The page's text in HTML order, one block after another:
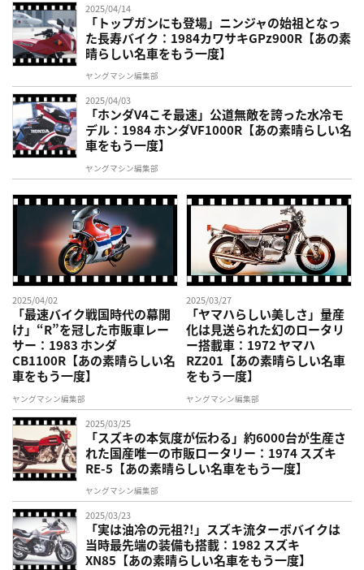
2025/04/14
「トップガンにも登場」ニンジャの始祖となっ
た長寿バイク：1984カワサキGPz900R【あの素
晴らしい名車をもう一度】
ヤングマシン編集部
2025/04/03
「ホンダV4こそ最速」公道無敵を誇った水冷モ
デル：1984 ホンダVF1000R【あの素晴らしい名
車をもう一度】
ヤングマシン編集部
2025/04/02
「最速バイク戦国時代の幕開
け」“R”を冠した市販車レー
サー：1983 ホンダ
CB1100R【あの素晴らしい名
車をもう一度】
ヤングマシン編集部
2025/03/27
「ヤマハらしい美しさ」量産
化は見送られた幻のロータリ
ー搭載車：1972 ヤマハ
RZ201【あの素晴らしい名車
をもう一度】
ヤングマシン編集部
2025/03/25
「スズキの本気度が伝わる」約6000台が生産さ
れた国産唯一の市販ロータリー：1974 スズキ
RE-5【あの素晴らしい名車をもう一度】
ヤングマシン編集部
2025/03/23
「実は油冷の元祖?!」スズキ流ターボバイクは
当時最先端の装備も搭載：1982 スズキ
XN85【あの素晴らしい名車をもう一度】